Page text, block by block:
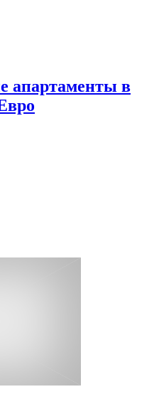
апартаменты в